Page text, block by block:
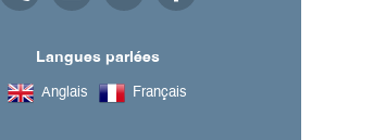
Langues parlées
Anglais Français